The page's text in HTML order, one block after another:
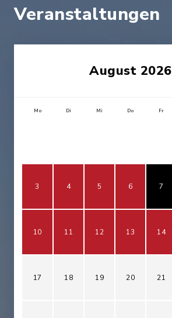
Veranstaltungen
August 2026
Mo Di Mi Do Fr
3 4 5 6 7
10 11 12 13 14
17 18 19 20 21